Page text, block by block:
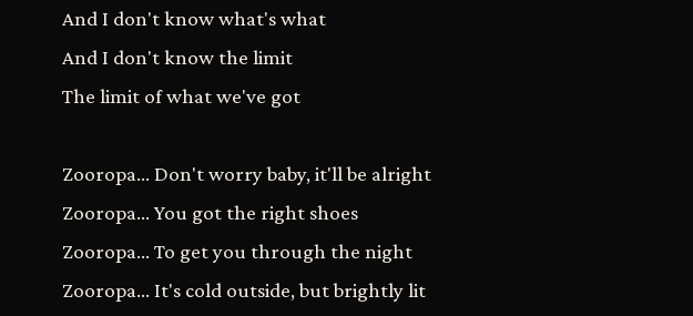
And I don't know what's what
And I don't know the limit
The limit of what we've got
Zooropa... Don't worry baby, it'll be alright
Zooropa... You got the right shoes
Zooropa... To get you through the night
Zooropa... It's cold outside, but brightly lit